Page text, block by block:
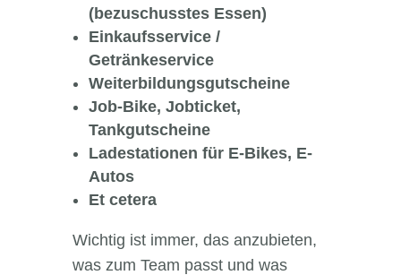
(bezuschusstes Essen)
Einkaufsservice /
Getränkeservice
Weiterbildungsgutscheine
Job-Bike, Jobticket,
Tankgutscheine
Ladestationen für E-Bikes, E-
Autos
Et cetera
Wichtig ist immer, das anzubieten,
was zum Team passt und was